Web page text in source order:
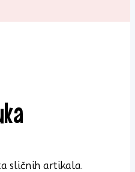
sličnih artikala.